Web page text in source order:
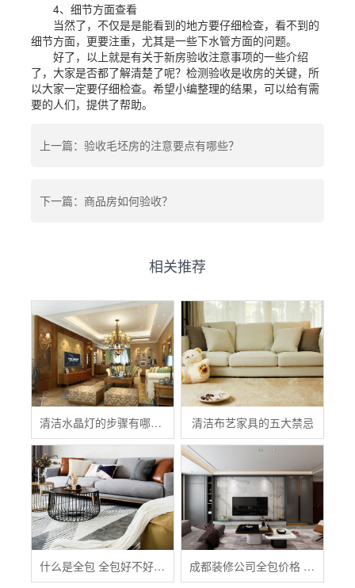
4、细节方面查看
当然了，不仅是是能看到的地方要仔细检查，看不到的
细节方面，更要注重，尤其是一些下水管方面的问题。
好了，以上就是有关于新房验收注意事项的一些介绍
了，大家是否都了解清楚了呢？检测验收是收房的关键，所
以大家一定要仔细检查。希望小编整理的结果，可以给有需
要的人们，提供了帮助。
上一篇：验收毛坯房的注意要点有哪些？
下一篇：商品房如何验收？
相关推荐
清洁水晶灯的步骤有哪些？ 清洁布艺家具的五大禁忌
什么是全包 全包好不好 全包装修注意事项有哪些 成都装修公司全包价格 成都全包装修多少钱一平